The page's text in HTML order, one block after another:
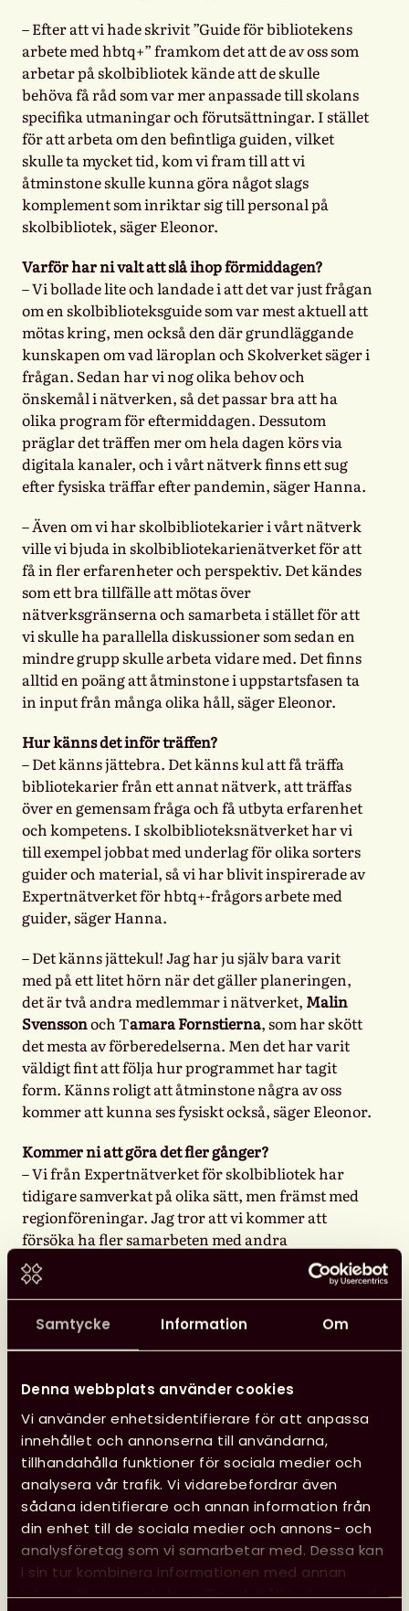
Samtycke Information Om
Denna webbplats använder cookies
Vi använder enhetsidentifierare för att anpassa
innehållet och annonserna till användarna,
tillhandahålla funktioner för sociala medier och
analysera vår trafik. Vi vidarebefordrar även
sådana identifierare och annan information från
din enhet till de sociala medier och annons- och
analysföretag som vi samarbetar med. Dessa kan
i sin tur kombinera informationen med annan
information som du har tillhandahållit eller som de
– Efter att vi hade skrivit ”Guide för bibliotekens
arbete med hbtq+” framkom det att de av oss som
arbetar på skolbibliotek kände att de skulle
behöva få råd som var mer anpassade till skolans
specifika utmaningar och förutsättningar. I stället
för att arbeta om den befintliga guiden, vilket
skulle ta mycket tid, kom vi fram till att vi
åtminstone skulle kunna göra något slags
komplement som inriktar sig till personal på
skolbibliotek, säger Eleonor.
Varför har ni valt att slå ihop förmiddagen?
– Vi bollade lite och landade i att det var just frågan
om en skolbiblioteksguide som var mest aktuell att
mötas kring, men också den där grundläggande
kunskapen om vad läroplan och Skolverket säger i
frågan. Sedan har vi nog olika behov och
önskemål i nätverken, så det passar bra att ha
olika program för eftermiddagen. Dessutom
präglar det träffen mer om hela dagen körs via
digitala kanaler, och i vårt nätverk finns ett sug
efter fysiska träffar efter pandemin, säger Hanna.
– Även om vi har skolbibliotekarier i vårt nätverk
ville vi bjuda in skolbibliotekarienätverket för att
få in fler erfarenheter och perspektiv. Det kändes
som ett bra tillfälle att mötas över
nätverksgränserna och samarbeta i stället för att
vi skulle ha parallella diskussioner som sedan en
mindre grupp skulle arbeta vidare med. Det finns
alltid en poäng att åtminstone i uppstartsfasen ta
in input från många olika håll, säger Eleonor.
Hur känns det inför träffen?
– Det känns jättebra. Det känns kul att få träffa
bibliotekarier från ett annat nätverk, att träffas
över en gemensam fråga och få utbyta erfarenhet
och kompetens. I skolbiblioteksnätverket har vi
till exempel jobbat med underlag för olika sorters
guider och material, så vi har blivit inspirerade av
Expertnätverket för hbtq+-frågors arbete med
guider, säger Hanna.
– Det känns jättekul! Jag har ju själv bara varit
med på ett litet hörn när det gäller planeringen,
det är två andra medlemmar i nätverket, Malin
Svenssonoch Tamara Fornstierna, som har skött
det mesta av förberedelserna. Men det har varit
väldigt fint att följa hur programmet har tagit
form. Känns roligt att åtminstone några av oss
kommer att kunna ses fysiskt också, säger Eleonor.
Kommer ni att göra det fler gånger?
– Vi från Expertnätverket för skolbibliotek har
tidigare samverkat på olika sätt, men främst med
regionföreningar. Jag tror att vi kommer att
försöka ha fler samarbeten med andra
expertnätverk, kanske inte varje träff men
återkommande. Det finns så många intressanta
nätverk och många som vi har gemensamma
beröringspunkter med, säger Hanna.
skolbiblioteksnätverket, men det finns redan nu
lösa planer om att samarbeta med andra nätverk i
framtiden. Det är en stor vinst att samarbeta både
brett och specifikt!, säger Eleonor.
Våra Expertnätverk